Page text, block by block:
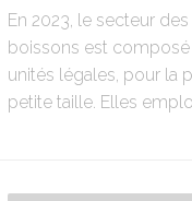
En 2023, le secteur
boissons est composé
unités légales, pour la
petite taille. Elles